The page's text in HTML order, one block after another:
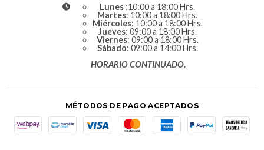
Lunes :10:00 a 18:00 Hrs.
Martes: 10:00 a 18:00 Hrs.
Miércoles: 10:00 a 18:00 Hrs.
Jueves: 09:00 a 18:00 Hrs.
Viernes: 09:00 a 18:00 Hrs.
Sábado: 09:00 a 14:00 Hrs.
HORARIO CONTINUADO.
MÉTODOS DE PAGO ACEPTADOS